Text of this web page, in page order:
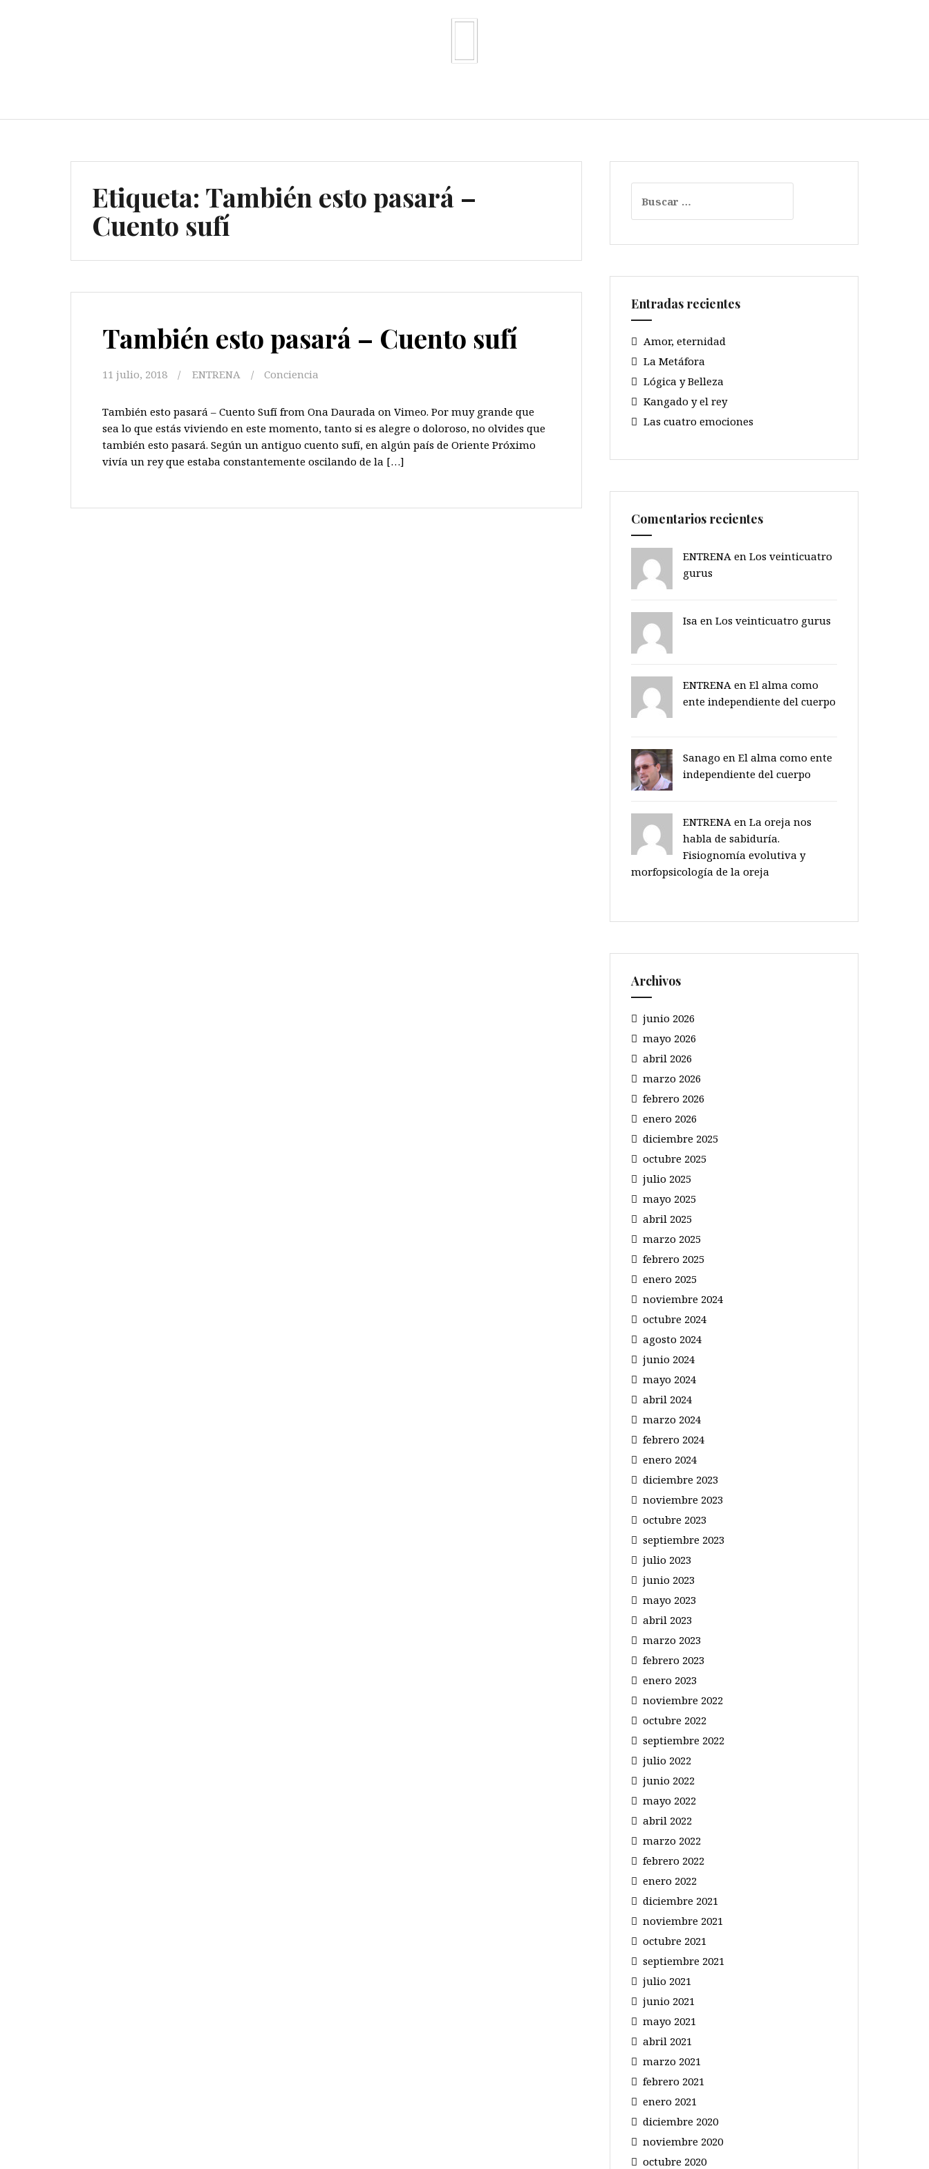
Etiqueta: También esto pasará –
Cuento sufí
También esto pasará – Cuento sufí
11 julio, 2018 ENTRENA Conciencia
También esto pasará – Cuento Sufí from Ona Daurada on Vimeo. Por muy grande que
sea lo que estás viviendo en este momento, tanto si es alegre o doloroso, no olvides que
también esto pasará. Según un antiguo cuento sufí, en algún país de Oriente Próximo
vivía un rey que estaba constantemente oscilando de la […]
Entradas recientes
Amor, eternidad
La Metáfora
Lógica y Belleza
Kangado y el rey
Las cuatro emociones
Comentarios recientes
ENTRENA en Los veinticuatro
gurus
Isa en Los veinticuatro gurus
ENTRENA en El alma como
ente independiente del cuerpo
Sanago en El alma como ente
independiente del cuerpo
ENTRENA en La oreja nos
habla de sabiduría.
Fisiognomía evolutiva y
morfopsicología de la oreja
Archivos
junio 2026
mayo 2026
abril 2026
marzo 2026
febrero 2026
enero 2026
diciembre 2025
octubre 2025
julio 2025
mayo 2025
abril 2025
marzo 2025
febrero 2025
enero 2025
noviembre 2024
octubre 2024
agosto 2024
junio 2024
mayo 2024
abril 2024
marzo 2024
febrero 2024
enero 2024
diciembre 2023
noviembre 2023
octubre 2023
septiembre 2023
julio 2023
junio 2023
mayo 2023
abril 2023
marzo 2023
febrero 2023
enero 2023
noviembre 2022
octubre 2022
septiembre 2022
julio 2022
junio 2022
mayo 2022
abril 2022
marzo 2022
febrero 2022
enero 2022
diciembre 2021
noviembre 2021
octubre 2021
septiembre 2021
julio 2021
junio 2021
mayo 2021
abril 2021
marzo 2021
febrero 2021
enero 2021
diciembre 2020
noviembre 2020
octubre 2020